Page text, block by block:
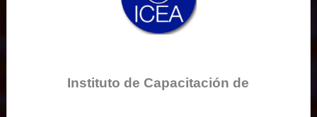
Instituto de Capacitación de